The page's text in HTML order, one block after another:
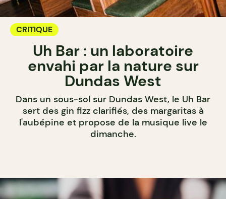
CRITIQUE
Uh Bar : un laboratoire
envahi par la nature sur
Dundas West
Dans un sous-sol sur Dundas West, le Uh Bar
sert des gin fizz clarifiés, des margaritas à
l'aubépine et propose de la musique live le
dimanche.